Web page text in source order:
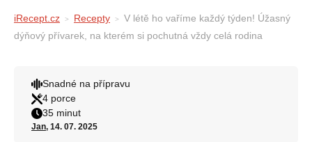
iRecept.cz Recepty
V létě ho vaříme každý týden! Úžasný
dýňový přívarek, na kterém si pochutná vždy celá rodina
Snadné na přípravu
4 porce
35 minut
Jan, 14. 07. 2025